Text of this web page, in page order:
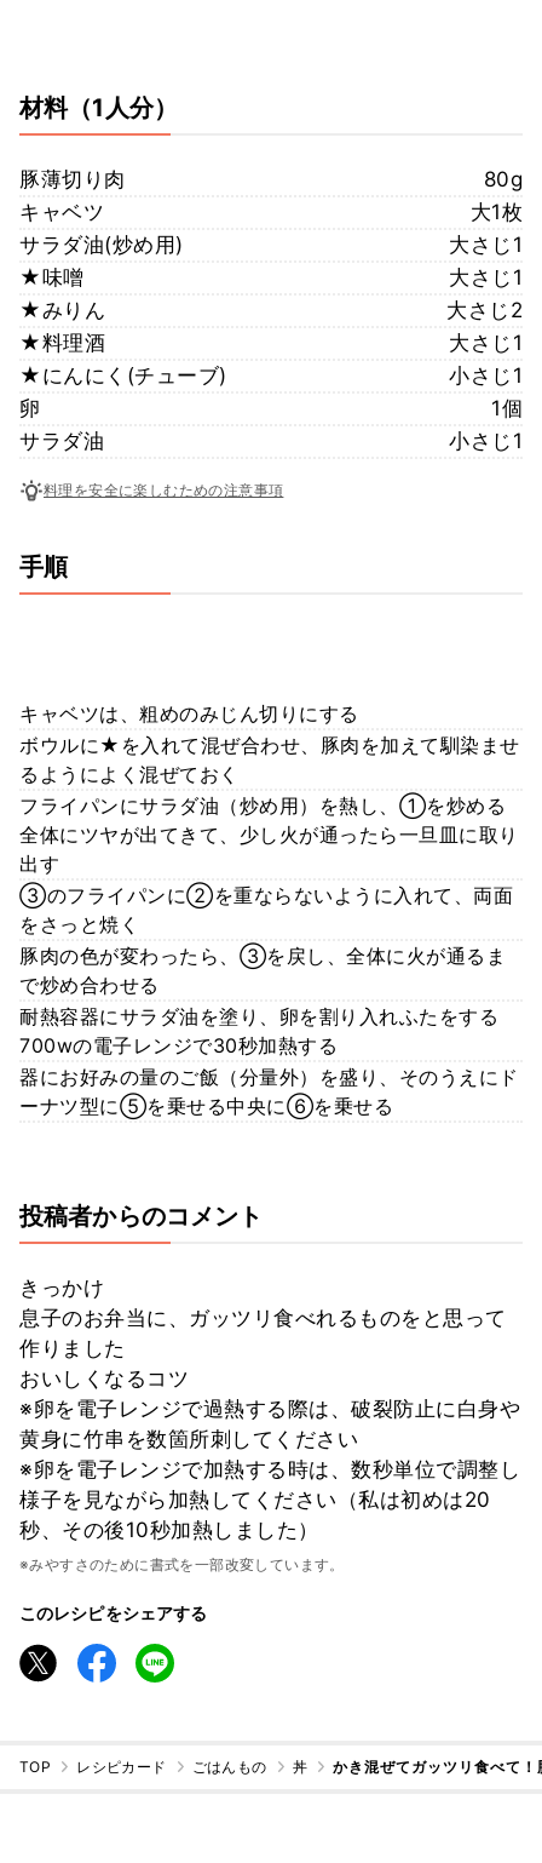
材料（1人分）
豚薄切り肉
80g
キャベツ
大1枚
サラダ油(炒め用)
大さじ1
★味噌
大さじ1
★みりん
大さじ2
★料理酒
大さじ1
★にんにく(チューブ)
小さじ1
卵
1個
サラダ油
小さじ1
料理を安全に楽しむための注意事項
手順
キャベツは、粗めのみじん切りにする
ボウルに★を入れて混ぜ合わせ、豚肉を加えて馴染ませ
るようによく混ぜておく
フライパンにサラダ油（炒め用）を熱し、①を炒める
全体にツヤが出てきて、少し火が通ったら一旦皿に取り
出す
③のフライパンに②を重ならないように入れて、両面
をさっと焼く
豚肉の色が変わったら、③を戻し、全体に火が通るま
で炒め合わせる
耐熱容器にサラダ油を塗り、卵を割り入れふたをする
700wの電子レンジで30秒加熱する
器にお好みの量のご飯（分量外）を盛り、そのうえにド
ーナツ型に⑤を乗せる中央に⑥を乗せる
投稿者からのコメント
きっかけ
息子のお弁当に、ガッツリ食べれるものをと思って
作りました
おいしくなるコツ
※卵を電子レンジで過熱する際は、破裂防止に白身や
黄身に竹串を数箇所刺してください
※卵を電子レンジで加熱する時は、数秒単位で調整し
様子を見ながら加熱してください（私は初めは20
秒、その後10秒加熱しました）
※みやすさのために書式を一部改変しています。
このレシピをシェアする
TOP レシピカード ごはんもの 丼 かき混ぜてガッツリ食べて